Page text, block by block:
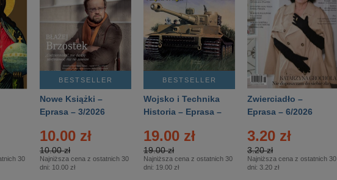
30
BESTSELLER
Nowe Książki –
Eprasa – 3/2026
10.00 zł
10.00 zł
Najniższa cena z ostatnich 30
dni: 10.00 zł
BESTSELLER
Wojsko i Technika
Historia – Eprasa –
19.00 zł
19.00 zł
Najniższa cena z ostatnich 30
dni: 19.00 zł
Zwierciadło –
Eprasa – 6/2026
3.20 zł
3.20 zł
Najniższa cena z ostatnich 30
dni: 3.20 zł